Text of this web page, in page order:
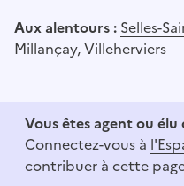
Aux alentours : Selles-
Millançay,Villeherviers
Vous êtes agent ou
Connectez-vous à
contribuer à cette